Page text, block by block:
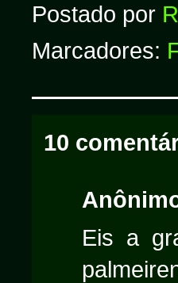
Postado por
Marcadores:
10
Eis a